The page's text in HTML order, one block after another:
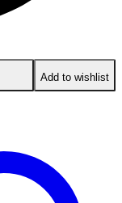
Add to wishlist